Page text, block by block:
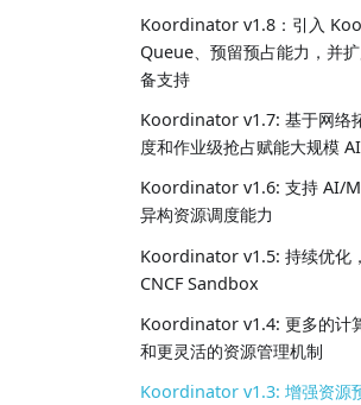
Koordinator v1.8：引入
Queue、预留预占能力，并
备支持
Koordinator v1.7: 基于网络
度和作业级抢占赋能大规模
Koordinator v1.6: 支持 AI/
异构资源调度能力
Koordinator v1.5: 持续优化
CNCF Sandbox
Koordinator v1.4: 更多的计
和更灵活的资源管理机制
Koordinator v1.3: 增强资源